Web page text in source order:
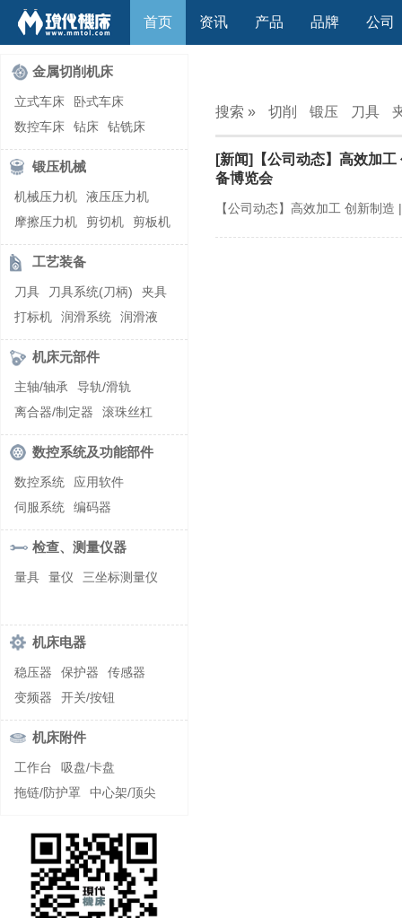
首页 资讯 产品 品牌 公司
金属切削机床
立式车床
卧式车床
数控车床
钻床
钻铣床
立式镗(铣)床
卧式镗(铣)床
龙门铣镗床
立式铣床
卧式铣床
雕刻机
平面磨床
外圆磨床
内圆磨床
龙门磨床
滚齿机\铣齿机
刨床
带锯床
车削加工中心
立式加工中心
卧式加工中心
龙门加工中心
激光快速成型
组合机床
螺纹加工机床
锻压机械
机械压力机
液压压力机
摩擦压力机
剪切机
剪板机
自动锻压机
折弯机
弯管机
快速成型机
工艺装备
刀具 刀具系统(刀柄)
夹具
打标机
润滑系统
润滑液
切削液
刃磨机
机床元部件
主轴/轴承
导轨/滑轨
离合器/制定器
滚珠丝杠
齿轮/减速器
数控系统及功能部件
数控系统
应用软件
伺服系统
编码器
检查、测量仪器
量具 量仪 三坐标测量仪
机床电器
稳压器 保护器
传感器
变频器
开关/按钮
机床附件
工作台
吸盘/卡盘
拖链/防护罩
中心架/顶尖
搜索 » 切削 锻压 刀具
[新闻]【公司动态】高效加
备博览会
【公司动态】高效加工 创新制